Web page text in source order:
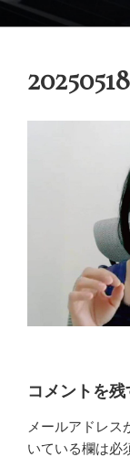
ン
御木本メソ
脳や筋肉をトレー
コメントを残
メールアドレス
いている欄は必